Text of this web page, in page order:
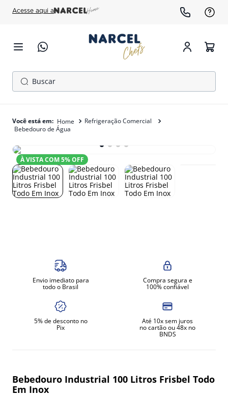
Acesse aqui a
Buscar
Refrigeração Comercial
Bebedouro de Água
À VISTA COM5% OFF
Envio imediato para
todo o Brasil
Compra segura e
100% confiável
5% de desconto no
Pix
Até 10x sem juros
no cartão ou 48x no
BNDS
Bebedouro Industrial 100 Litros Frisbel Todo
Em Inox
1º
cafeteira
3º
gelopar
4º
fogão
5º
panela pressão
amassadeira
fritadeira